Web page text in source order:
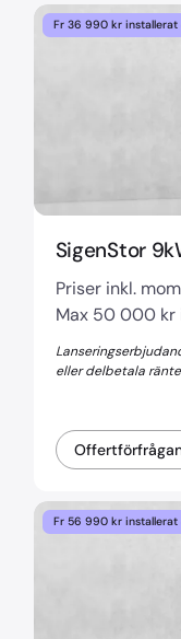
Fr 36 990 kr installerat
SigenStor
Priser inkl.
Max 50 000 kr
eller delbetala
Fr 56 990 kr